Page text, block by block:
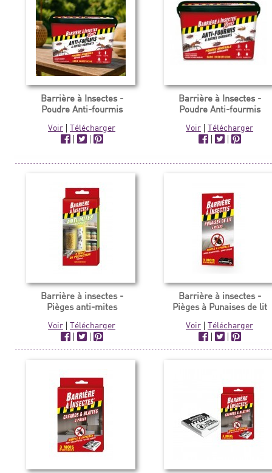
Barrière à Insectes -
Poudre Anti-fourmis
Voir |Télécharger
|
|
Barrière à Insectes -
Poudre Anti-fourmis
Voir |Télécharger
|
|
Barrière à insectes -
Pièges anti-mites
Voir |Télécharger
|
|
Barrière à insectes -
Pièges à Punaises de lit
Voir |Télécharger
|
|